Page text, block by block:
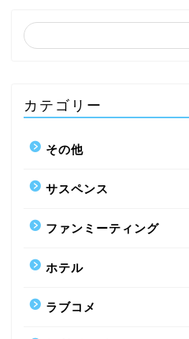
カテゴリー
その他
サスペンス
ファンミーティング
ホテル
ラブコメ